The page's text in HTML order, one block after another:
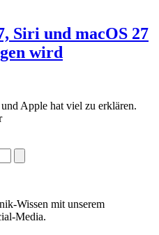
Siri und macOS 27
wird
Apple hat viel zu erklären.
Wissen mit unserem
Media.